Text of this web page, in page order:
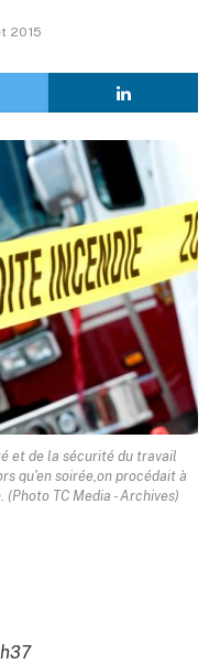
2015
et de la sécurité du travail
qu'en soirée,on procédait à
TC Media - Archives)